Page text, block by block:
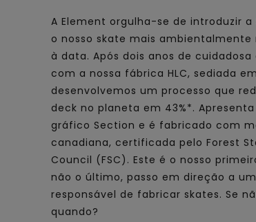
A Element orgulha-se de introduzir a
o nosso skate mais ambientalmente
à data. Após dois anos de
com a nossa fábrica HLC, sediada
desenvolvemos um processo que
deck no planeta em 43%*.
gráfico Section e é fabricado com
canadiana, certificada pelo Forest
Council (FSC). Este é o nosso
não o último, passo em direção a
responsável de fabricar skates. Se
quando?